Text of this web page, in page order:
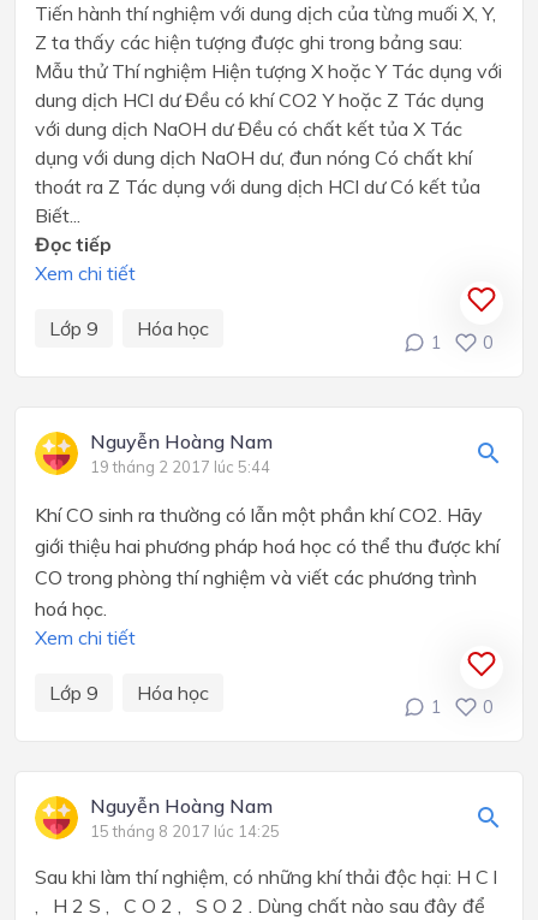
Tiến hành thí nghiệm với dung dịch của từng muối X, Y,
Z ta thấy các hiện tượng được ghi trong bảng sau:
Mẫu thử Thí nghiệm Hiện tượng X hoặc Y Tác dụng với
dung dịch HCl dư Đều có khí CO2 Y hoặc Z Tác dụng
với dung dịch NaOH dư Đều có chất kết tủa X Tác
dụng với dung dịch NaOH dư, đun nóng Có chất khí
thoát ra Z Tác dụng với dung dịch HCl dư Có kết tủa
Biết...
Đọc tiếp
Xem chi tiết
Lớp 9 Hóa học
1 0
Nguyễn Hoàng Nam
19 tháng 2 2017 lúc 5:44
Khí CO sinh ra thường có lẫn một phần khí CO2. Hãy
giới thiệu hai phương pháp hoá học có thể thu được khí
CO trong phòng thí nghiệm và viết các phương trình
hoá học.
Xem chi tiết
Lớp 9 Hóa học
1 0
Nguyễn Hoàng Nam
15 tháng 8 2017 lúc 14:25
Sau khi làm thí nghiệm, có những khí thải độc hại: H C l
, H 2 S , C O 2 , S O 2 . Dùng chất nào sau đây để